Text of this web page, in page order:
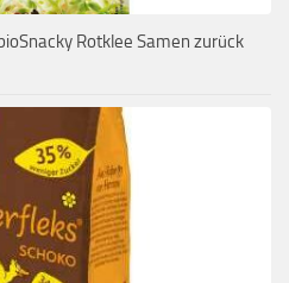
Rotklee Samen zurück